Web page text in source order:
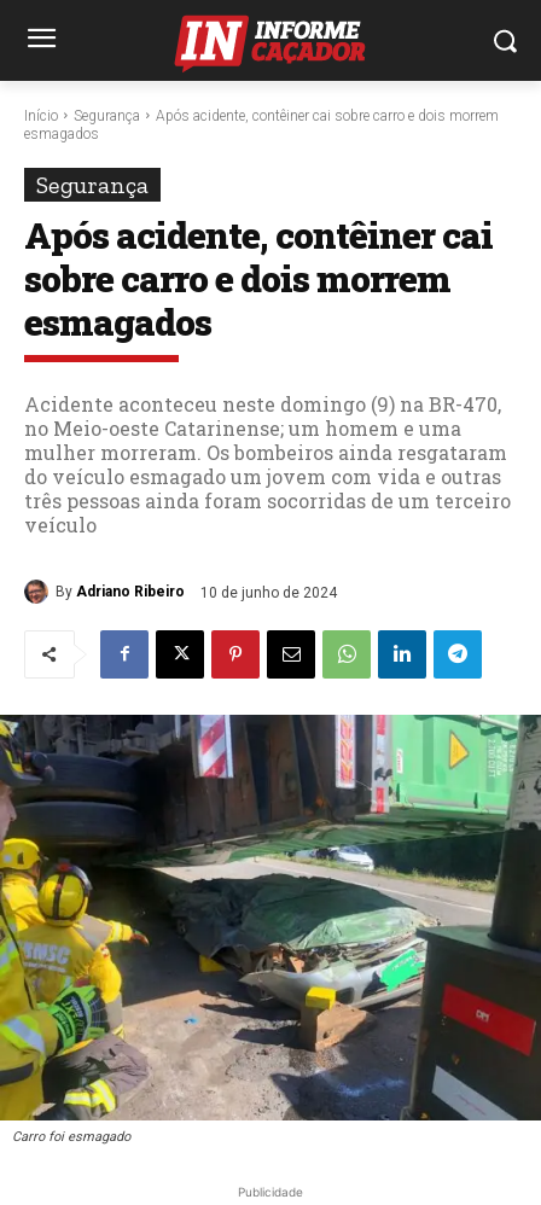
Início Segurança
Após acidente, contêiner cai sobre carro e dois morrem
esmagados
Segurança
Após acidente, contêiner cai
sobre carro e dois morrem
esmagados
Acidente aconteceu neste domingo (9) na BR-470,
no Meio-oeste Catarinense; um homem e uma
mulher morreram. Os bombeiros ainda resgataram
do veículo esmagado um jovem com vida e outras
três pessoas ainda foram socorridas de um terceiro
veículo
By Adriano Ribeiro 10 de junho de 2024
Carro foi esmagado
Publicidade